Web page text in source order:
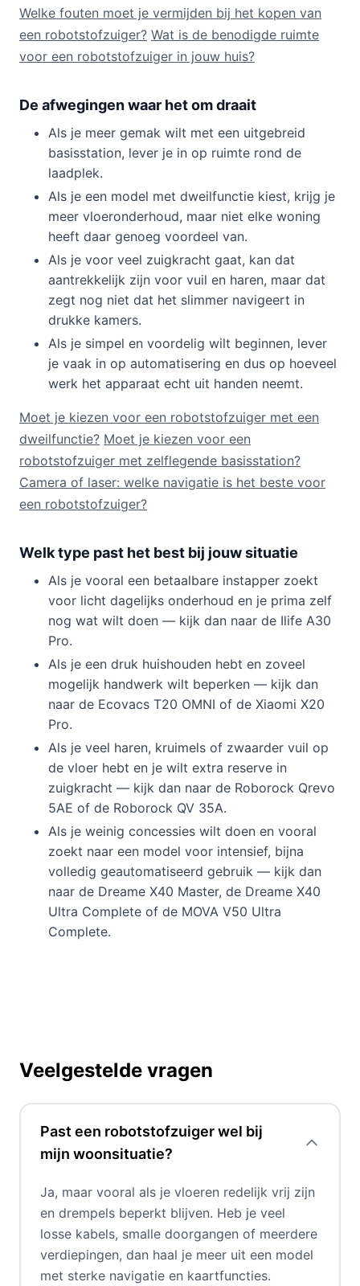
Welke fouten moet je vermijden bij het kopen van
een robotstofzuiger? Wat is de benodigde ruimte
voor een robotstofzuiger in jouw huis?
De afwegingen waar het om draait
Als je meer gemak wilt met een uitgebreid
basisstation, lever je in op ruimte rond de
laadplek.
Als je een model met dweilfunctie kiest, krijg je
meer vloeronderhoud, maar niet elke woning
heeft daar genoeg voordeel van.
Als je voor veel zuigkracht gaat, kan dat
aantrekkelijk zijn voor vuil en haren, maar dat
zegt nog niet dat het slimmer navigeert in
drukke kamers.
Als je simpel en voordelig wilt beginnen, lever
je vaak in op automatisering en dus op hoeveel
werk het apparaat echt uit handen neemt.
Moet je kiezen voor een robotstofzuiger met een
dweilfunctie? Moet je kiezen voor een
robotstofzuiger met zelflegende basisstation?
Camera of laser: welke navigatie is het beste voor
een robotstofzuiger?
Welk type past het best bij jouw situatie
Als je vooral een betaalbare instapper zoekt
voor licht dagelijks onderhoud en je prima zelf
nog wat wilt doen — kijk dan naar de Ilife A30
Pro.
Als je een druk huishouden hebt en zoveel
mogelijk handwerk wilt beperken — kijk dan
naar de Ecovacs T20 OMNI of de Xiaomi X20
Pro.
Als je veel haren, kruimels of zwaarder vuil op
de vloer hebt en je wilt extra reserve in
zuigkracht — kijk dan naar de Roborock Qrevo
5AE of de Roborock QV 35A.
Als je weinig concessies wilt doen en vooral
zoekt naar een model voor intensief, bijna
volledig geautomatiseerd gebruik — kijk dan
naar de Dreame X40 Master, de Dreame X40
Ultra Complete of de MOVA V50 Ultra
Complete.
Veelgestelde vragen
Past een robotstofzuiger wel bij
mijn woonsituatie?
Ja, maar vooral als je vloeren redelijk vrij zijn
en drempels beperkt blijven. Heb je veel
losse kabels, smalle doorgangen of meerdere
verdiepingen, dan haal je meer uit een model
met sterke navigatie en kaartfuncties.